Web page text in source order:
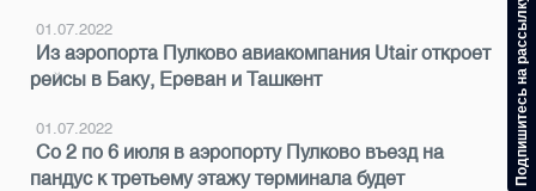
01.07.2022
Из аэропорта Пулково авиакомпания Utair откроет
рейсы в Баку, Ереван и Ташкент
01.07.2022
Со 2 по 6 июля в аэропорту Пулково въезд на
пандус к третьему этажу терминала будет
Подпишитесь на рассылку